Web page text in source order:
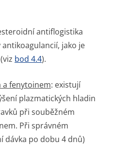
antiflogistika
jako je
bod 4.4).
a fenytoinem: existují
plazmatických hladin
při souběžném
Při správném
dávka po dobu 4 dnů)